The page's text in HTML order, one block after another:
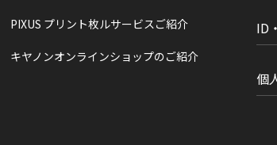
PIXUS プリント枚ルサービスご紹介
キヤノンオンラインショップのご紹介
ID
個